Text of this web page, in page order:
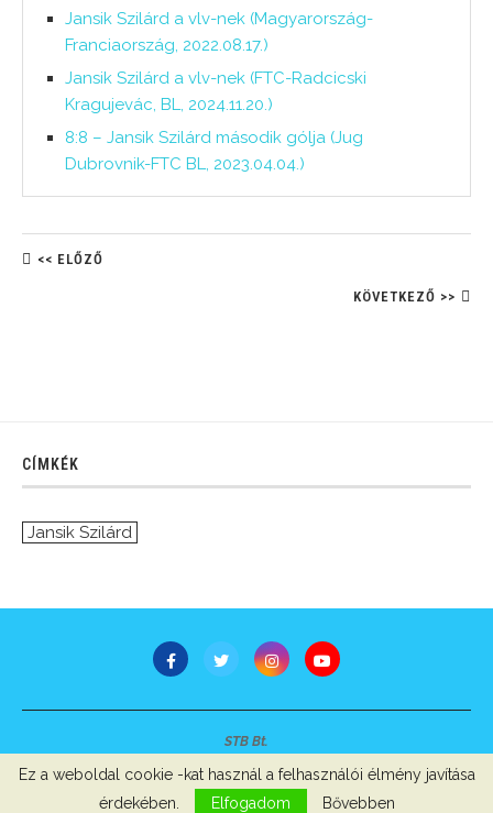
Jansik Szilárd a vlv-nek (Magyarország-
Franciaország, 2022.08.17.)
Jansik Szilárd a vlv-nek (FTC-Radcicski
Kragujevác, BL, 2024.11.20.)
8:8 – Jansik Szilárd második gólja (Jug
Dubrovnik-FTC BL, 2023.04.04.)
<< ELŐZŐ
KÖVETKEZŐ >>
CÍMKÉK
Jansik Szilárd
STB Bt.
Szerzői jogok, adatvédelem Impresszum
Ez a weboldal cookie -kat használ a felhasználói élmény javítása
érdekében.
Elfogadom Bővebben